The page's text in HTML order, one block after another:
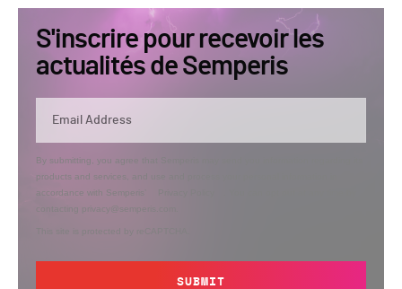
S'inscrire pour recevoir les
actualités de Semperis
By submitting, you agree that Semperis may send you information regarding its
products and services, and use and process your personal information in
accordance with Semperis’
contacting privacy@semperis.com.
This site is protected by reCAPTCHA.
SUBMIT